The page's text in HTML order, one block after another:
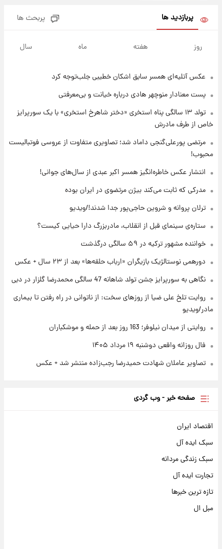
۲۳ ساعت پیش
۲۱ ساعت پیش
فال قهوه روزانه دوشنبه ۱۹ مرداد ماه ۱۴۰۵
فال روزانه واقعی دوشنبه ۱۹ مرداد ۱۴۰۵
۱ روز پیش
شد
پربازدید ها پربحث ها
روز هفته ماه سال
عکس‌ آتلیه‌ای همسر سابق اشکان خطیبی جلب‌توجه کرد
پست معنادار منوچهر هادی درباره خیانت و بی‌معرفتی
تولد ۱۳ سالگی پناه استخری «دختر شاهرخ استخری» با یک سورپرایز
خاص از طرف مادرش
مرتضی پورعلی‌گنجی داماد شد؛ تصاویری متفاوت از عروسی فوتبالیست
محبوب!
انتشار عکس خاطره‌انگیز همسر اکبر عبدی از سال‌های جوانی!
مدرکی که ثابت می‌کند بیژن مرتضوی در ایران بوده
ترلان پروانه و شروین حاجی‌پور جدا شدند!/ویدیو
ستاره‌ی سینمای قبل از انقلاب، مادربزرگ دارا حیایی کیست؟
خواننده مشهور ترکیه در ۵۹ سالگی درگذشت
دورهمی نوستالژیک بازیگران «ارباب حلقه‌ها» بعد از ۲۳ سال + عکس
نگاهی به سورپرایز جشن تولد شاهانه 47 سالگی محمدرضا گلزار در دبی
روایت تلخ علی ضیا از روزهای سخت: از ناتوانی در راه رفتن تا بیماری
مادر/ویدیو
روایتی از میدان نیلوفر؛ 163 روز بعد از حمله و موشکباران
فال روزانه واقعی دوشنبه ۱۹ مرداد ۱۴۰۵
تصاویر عاملان شهادت حمیدرضا رجب‌زاده منتشر شد + عکس
صفحه خبر - وب گردی
اقتصاد ایران
سبک ایده آل
سبک زندگی مردانه
تجارت ایده آل
تازه ترین خبرها
مبل ال